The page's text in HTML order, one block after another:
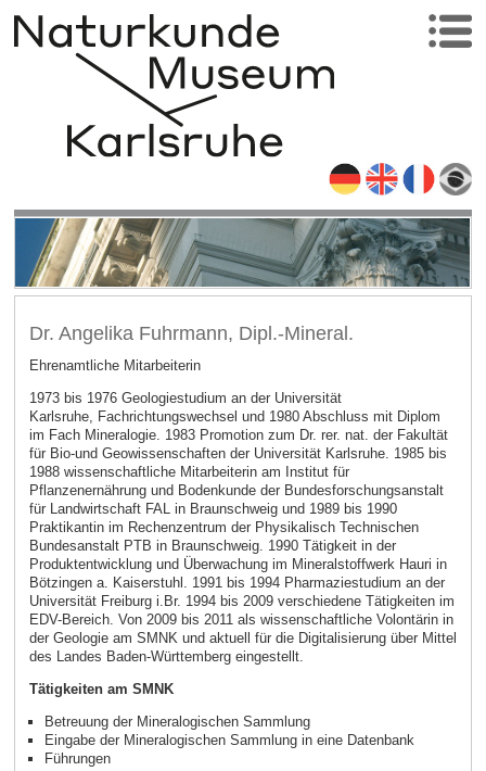
Dr. Angelika Fuhrmann, Dipl.-Mineral.
Ehrenamtliche Mitarbeiterin
1973 bis 1976 Geologiestudium an der Universität
Karlsruhe, Fachrichtungswechsel und 1980 Abschluss mit Diplom
im Fach Mineralogie. 1983 Promotion zum Dr. rer. nat. der Fakultät
für Bio-und Geowissenschaften der Universität Karlsruhe. 1985 bis
1988 wissenschaftliche Mitarbeiterin am Institut für
Pflanzenernährung und Bodenkunde der Bundesforschungsanstalt
für Landwirtschaft FAL in Braunschweig und 1989 bis 1990
Praktikantin im Rechenzentrum der Physikalisch Technischen
Bundesanstalt PTB in Braunschweig. 1990 Tätigkeit in der
Produktentwicklung und Überwachung im Mineralstoffwerk Hauri in
Bötzingen a. Kaiserstuhl. 1991 bis 1994 Pharmaziestudium an der
Universität Freiburg i.Br. 1994 bis 2009 verschiedene Tätigkeiten im
EDV-Bereich. Von 2009 bis 2011 als wissenschaftliche Volontärin in
der Geologie am SMNK und aktuell für die Digitalisierung über Mittel
des Landes Baden-Württemberg eingestellt.
Tätigkeiten am SMNK
Betreuung der Mineralogischen Sammlung
Eingabe der Mineralogischen Sammlung in eine Datenbank
Führungen